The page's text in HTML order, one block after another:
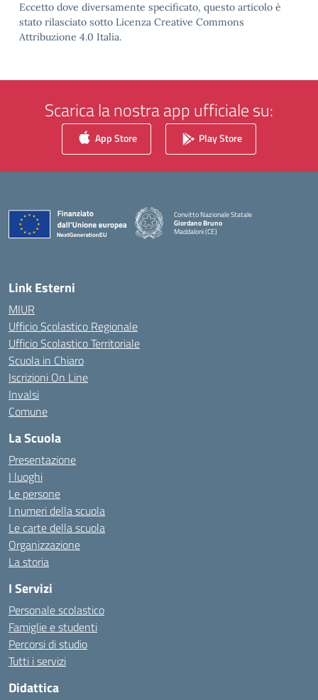
Eccetto dove diversamente specificato, questo articolo è
stato rilasciato sotto Licenza Creative Commons
Attribuzione 4.0 Italia.
Scarica la nostra app ufficiale su:
App Store Play Store
Convitto Nazionale Statale
Giordano Bruno
Maddaloni (CE)
Link Esterni
MIUR
Ufficio Scolastico Regionale
Ufficio Scolastico Territoriale
Scuola in Chiaro
Iscrizioni On Line
Invalsi
Comune
La Scuola
Presentazione
I luoghi
Le persone
I numeri della scuola
Le carte della scuola
Organizzazione
La storia
I Servizi
Personale scolastico
Famiglie e studenti
Percorsi di studio
Tutti i servizi
Didattica